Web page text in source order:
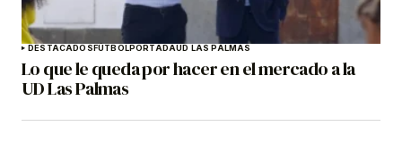
DESTACADOSFÚTBOLPORTADAUD LAS PALMAS
Lo que le queda por hacer en el mercado a la
UD Las Palmas